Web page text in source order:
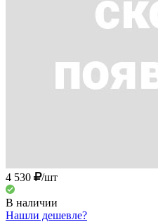
4 530 /шт
В наличии
Нашли дешевле?